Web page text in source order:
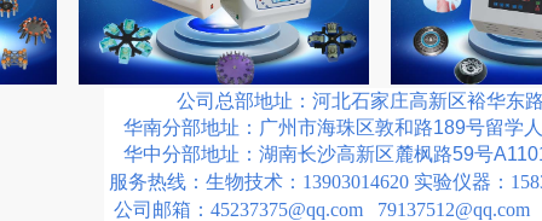
公司总部地址：河北石家庄高新区裕华东
华南分部地址：广州市海珠区敦和路189号留学
华中分部地址：湖南长沙高新区麓枫路59号
服务热线：生物技术：13903014620 实验仪器：
公司邮箱：45237375@qq.com 79137512@qq.com